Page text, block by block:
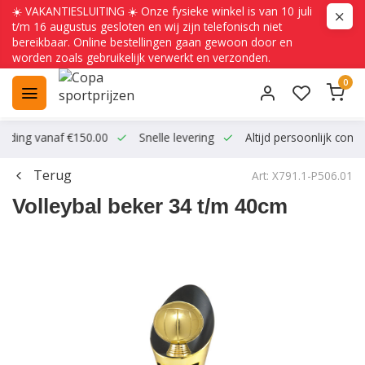
☀️ VAKANTIESLUITING ☀️ Onze fysieke winkel is van 10 juli
t/m 16 augustus gesloten en wij zijn telefonisch niet
bereikbaar. Online bestellingen gaan gewoon door en
worden zoals gebruikelijk verwerkt en verzonden.
0
vanaf €150.00 Snelle levering Altijd persoonlijk
Terug Art: X791.1-P506.01
Volleybal beker 34 t/m 40cm